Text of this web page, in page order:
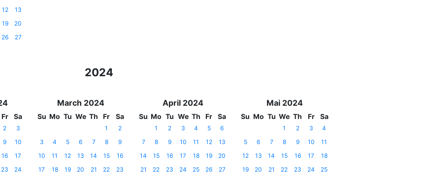
12
13
19
20
26
27
2024
Fr Sa
2
3
9
10
16
17
23
24
March 2024
Su Mo Tu We Th Fr Sa
1
2
3
4 5 6 7 8
9
10
11 12 13 14 15
16
17
18 19 20 21 22
23
April 2024
Su Mo Tu We Th Fr Sa
1 2 3 4 5
6
7
8 9 10 11 12
13
14
15 16 17 18 19
20
21
22 23 24 25 26
27
Mai 2024
Su Mo Tu We Th Fr Sa
1 2 3
4
5
6 7 8 9 10
11
12
13 14 15 16 17
18
19
20 21 22 23 24
25